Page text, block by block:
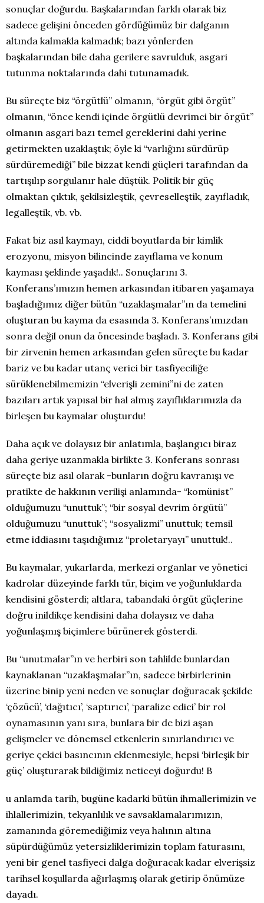
sonuçlar doğurdu. Başkalarından farklı olarak biz
sadece gelişini önceden gördüğümüz bir dalganın
altında kalmakla kalmadık; bazı yönlerden
başkalarından bile daha gerilere savrulduk, asgari
tutunma noktalarında dahi tutunamadık.
Bu süreçte biz “örgütlü” olmanın, “örgüt gibi örgüt”
olmanın, “önce kendi içinde örgütlü devrimci bir örgüt”
olmanın asgari bazı temel gereklerini dahi yerine
getirmekten uzaklaştık; öyle ki “varlığını sürdürüp
sürdüremediği” bile bizzat kendi güçleri tarafından da
tartışılıp sorgulanır hale düştük. Politik bir güç
olmaktan çıktık, şekilsizleştik, çevreselleştik, zayıfladık,
legalleştik, vb. vb.
Fakat biz asıl kaymayı, ciddi boyutlarda bir kimlik
erozyonu, misyon bilincinde zayıflama ve konum
kayması şeklinde yaşadık!.. Sonuçlarını 3.
Konferans’ımızın hemen arkasından itibaren yaşamaya
başladığımız diğer bütün “uzaklaşmalar”ın da temelini
oluşturan bu kayma da esasında 3. Konferans’ımızdan
sonra değil onun da öncesinde başladı. 3. Konferans gibi
bir zirvenin hemen arkasından gelen süreçte bu kadar
bariz ve bu kadar utanç verici bir tasfiyeciliğe
sürüklenebilmemizin “elverişli zemini”ni de zaten
bazıları artık yapısal bir hal almış zayıflıklarımızla da
birleşen bu kaymalar oluşturdu!
Daha açık ve dolaysız bir anlatımla, başlangıcı biraz
daha geriye uzanmakla birlikte 3. Konferans sonrası
süreçte biz asıl olarak -bunların doğru kavranışı ve
pratikte de hakkının verilişi anlamında- “komünist”
olduğumuzu “unuttuk”; “bir sosyal devrim örgütü”
olduğumuzu “unuttuk”; “sosyalizmi” unuttuk; temsil
etme iddiasını taşıdığımız “proletaryayı” unuttuk!..
Bu kaymalar, yukarlarda, merkezi organlar ve yönetici
kadrolar düzeyinde farklı tür, biçim ve yoğunluklarda
kendisini gösterdi; altlara, tabandaki örgüt güçlerine
doğru inildikçe kendisini daha dolaysız ve daha
yoğunlaşmış biçimlere bürünerek gösterdi.
Bu “unutmalar”ın ve herbiri son tahlilde bunlardan
kaynaklanan “uzaklaşmalar”ın, sadece birbirlerinin
üzerine binip yeni neden ve sonuçlar doğuracak şekilde
‘çözücü’, ‘dağıtıcı’, ‘saptırıcı’, ‘paralize edici’ bir rol
oynamasının yanı sıra, bunlara bir de bizi aşan
gelişmeler ve dönemsel etkenlerin sınırlandırıcı ve
geriye çekici basıncının eklenmesiyle, hepsi ‘birleşik bir
güç’ oluşturarak bildiğimiz neticeyi doğurdu! B
u anlamda tarih, bugüne kadarki bütün ihmallerimizin ve
ihlallerimizin, tekyanlılık ve savsaklamalarımızın,
zamanında göremediğimiz veya halının altına
süpürdüğümüz yetersizliklerimizin toplam faturasını,
yeni bir genel tasfiyeci dalga doğuracak kadar elverişsiz
tarihsel koşullarda ağırlaşmış olarak getirip önümüze
dayadı.